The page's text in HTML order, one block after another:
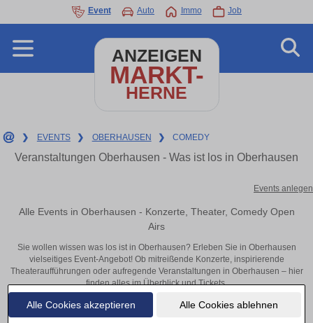
Alle Cookies akzeptieren Alle Cookies ablehnen
Event Auto Immo Job
ANZEIGEN
MARKT-
HERNE
❯ EVENTS ❯ OBERHAUSEN ❯ COMEDY
Veranstaltungen Oberhausen - Was ist los in Oberhausen
Events anlegen
Alle Events in Oberhausen - Konzerte, Theater, Comedy Open
Airs
Sie wollen wissen was los ist in Oberhausen? Erleben Sie in Oberhausen
vielseitiges Event-Angebot! Ob mitreißende Konzerte, inspirierende
Theateraufführungen oder aufregende Veranstaltungen in Oberhausen – hier
finden alles im Überblick und Tickets.